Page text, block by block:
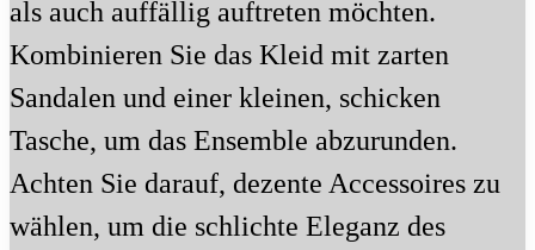
als auch auffällig auftreten möchten.
Kombinieren Sie das Kleid mit zarten
Sandalen und einer kleinen, schicken
Tasche, um das Ensemble abzurunden.
Achten Sie darauf, dezente Accessoires zu
wählen, um die schlichte Eleganz des